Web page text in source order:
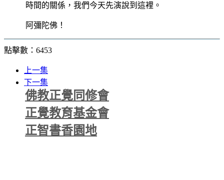
時間的關係，我們今天先演說到這裡。
阿彌陀佛！
點擊數：6453
上一集
下一集
佛教正覺同修會
正覺教育基金會
正智書香園地